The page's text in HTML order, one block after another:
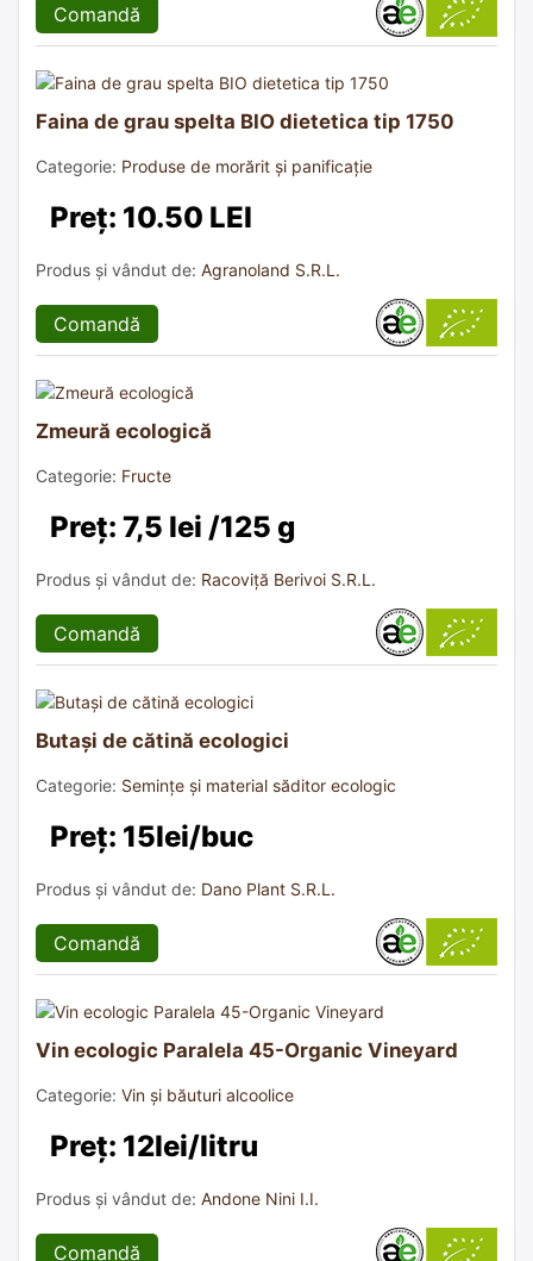
Comandă
Faina de grau spelta BIO dietetica tip 1750
Categorie: Produse de morărit și panificație
Preț: 10.50 LEI
Produs și vândut de: Agranoland S.R.L.
Comandă
Zmeură ecologică
Categorie: Fructe
Preț: 7,5 lei /125 g
Produs și vândut de: Racoviță Berivoi S.R.L.
Comandă
Butași de cătină ecologici
Categorie: Semințe și material săditor ecologic
Preț: 15lei/buc
Produs și vândut de: Dano Plant S.R.L.
Comandă
Vin ecologic Paralela 45-Organic Vineyard
Categorie: Vin și băuturi alcoolice
Preț: 12lei/litru
Produs și vândut de: Andone Nini I.I.
Comandă